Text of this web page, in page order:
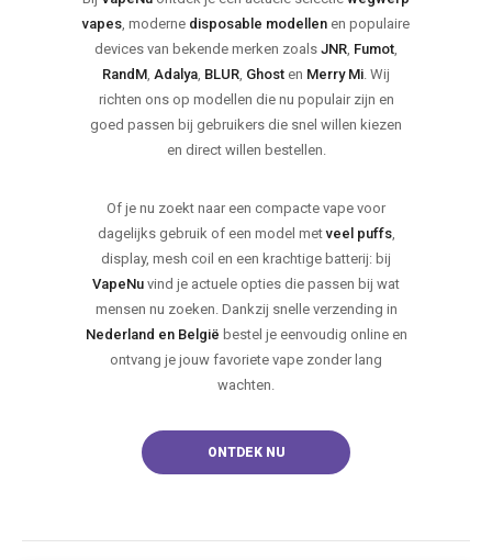
vapes , moderne disposable modellen en populaire
devices van bekende merken zoals JNR Fumot
RandM Adalya BLUR Ghost en Merry Mi . Wij
richten ons op modellen die nu populair zijn en
goed passen bij gebruikers die snel willen kiezen
en direct willen bestellen.
Of je nu zoekt naar een compacte vape voor
dagelijks gebruik of een model metveel puffs,
display, mesh coil en een krachtige batterij: bij
VapeNu vind je actuele opties die passen bij wat
mensen nu zoeken. Dankzij snelle verzending in
Nederland en België bestel je eenvoudig online en
ontvang je jouw favoriete vape zonder lang
wachten.
ONTDEK NU